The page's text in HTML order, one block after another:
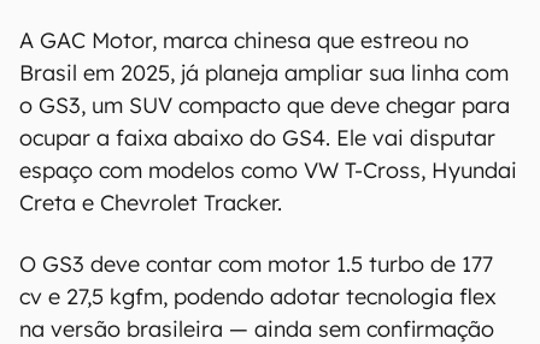
A GAC Motor, marca chinesa que estreou no
Brasil em 2025, já planeja ampliar sua linha com
o GS3, um SUV compacto que deve chegar para
ocupar a faixa abaixo do GS4. Ele vai disputar
espaço com modelos como VW T-Cross, Hyundai
Creta e Chevrolet Tracker.
O GS3 deve contar com motor 1.5 turbo de 177
cv e 27,5 kgfm, podendo adotar tecnologia flex
na versão brasileira — ainda sem confirmação